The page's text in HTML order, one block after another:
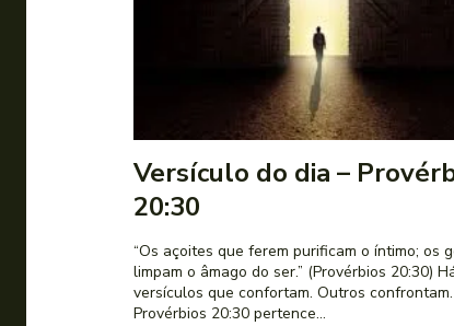
Versículo do dia –
20:30
“Os açoites que ferem purificam o íntimo; os
limpam o âmago do ser.” (Provérbios 20:30) Há
versículos que confortam. Outros confrontam.
Provérbios 20:30 pertence...